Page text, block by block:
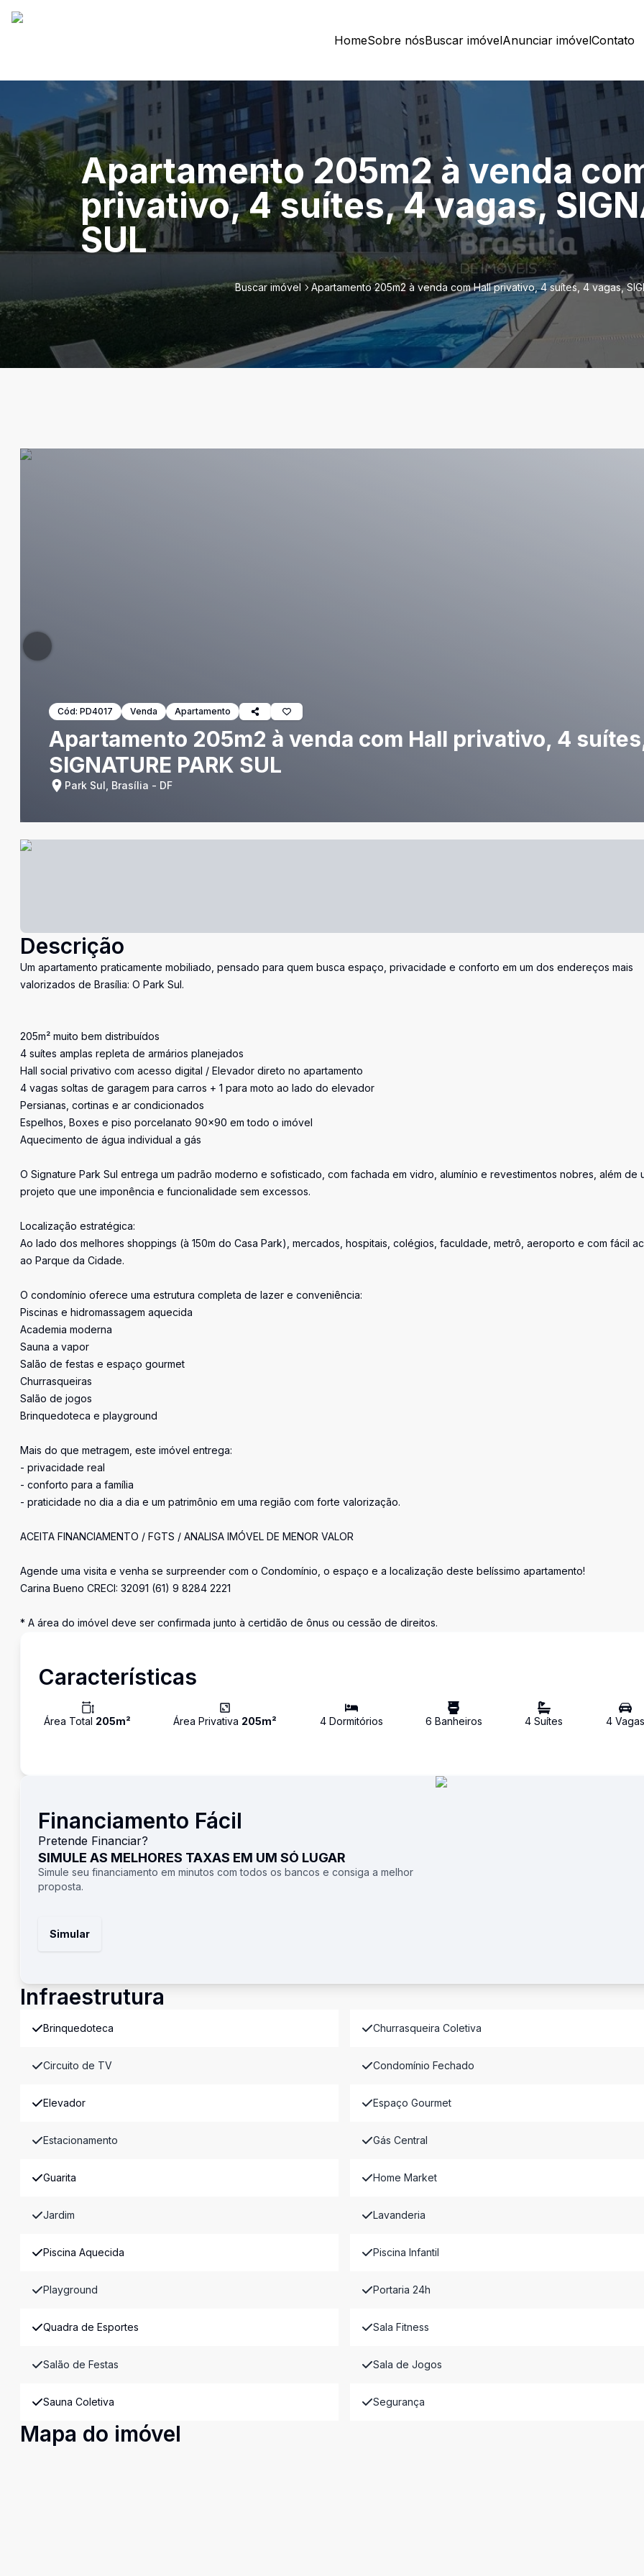
HomeSobre nósBuscar imóvelAnunciar imóvelContato
Apartamento 205m2 à venda
privativo, 4 suítes, 4 vagas,
SUL
Buscar imóvel Apartamento 205m2 à venda com Hall privativo, 4 suítes, 4 vagas,
Cód: PD4017 Venda Apartamento
Apartamento 205m2 à venda com Hall privativo, 4
SIGNATURE PARK SUL
Park Sul, Brasília - DF
Descrição
Um apartamento praticamente mobiliado, pensado para quem busca espaço, privacidade e conforto em um dos endereços mais
valorizados de Brasília: O Park Sul.
205m² muito bem distribuídos
4 suítes amplas repleta de armários planejados
Hall social privativo com acesso digital / Elevador direto no apartamento
4 vagas soltas de garagem para carros + 1 para moto ao lado do elevador
Persianas, cortinas e ar condicionados
Espelhos, Boxes e piso porcelanato 90x90 em todo o imóvel
Aquecimento de água individual a gás
O Signature Park Sul entrega um padrão moderno e sofisticado, com fachada em vidro, alumínio e revestimentos nobres, além de
projeto que une imponência e funcionalidade sem excessos.
Localização estratégica:
Ao lado dos melhores shoppings (à 150m do Casa Park), mercados, hospitais, colégios, faculdade, metrô, aeroporto e com fácil
ao Parque da Cidade.
O condomínio oferece uma estrutura completa de lazer e conveniência:
Piscinas e hidromassagem aquecida
Academia moderna
Sauna a vapor
Salão de festas e espaço gourmet
Churrasqueiras
Salão de jogos
Brinquedoteca e playground
Mais do que metragem, este imóvel entrega:
- privacidade real
- conforto para a família
- praticidade no dia a dia e um patrimônio em uma região com forte valorização.
ACEITA FINANCIAMENTO / FGTS / ANALISA IMÓVEL DE MENOR VALOR
Agende uma visita e venha se surpreender com o Condomínio, o espaço e a localização deste belíssimo apartamento!
Carina Bueno CRECI: 32091 (61) 9 8284 2221
* A área do imóvel deve ser confirmada junto à certidão de ônus ou cessão de direitos.
Características
Área Total 205m² Área Privativa 205m² 4Dormitórios 6 Banheiros 4 Suítes 4Vagas
Financiamento Fácil
Pretende Financiar?
SIMULE AS MELHORES TAXAS EM UM SÓ LUGAR
Simule seu financiamento em minutos com todos os bancos e consiga a melhor
proposta.
Simular
Infraestrutura
Brinquedoteca Churrasqueira Coletiva
Circuito de TV Condomínio Fechado
Elevador Espaço Gourmet
Estacionamento Gás Central
Guarita Home Market
Jardim Lavanderia
Piscina Aquecida Piscina Infantil
Playground Portaria 24h
Quadra de Esportes Sala Fitness
Salão de Festas Sala de Jogos
Sauna Coletiva Segurança
Mapa do imóvel